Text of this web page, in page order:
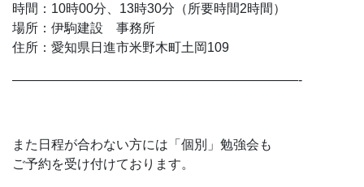
時間：10時00分、13時30分（所要時間2時間）
場所：伊駒建設 事務所
住所：愛知県日進市米野木町土岡109
——————————————————————-
また日程が合わない方には「個別」勉強会も
ご予約を受け付けております。